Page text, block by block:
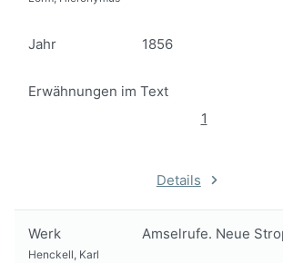
Jahr 1856
Erwähnungen im Text
1
Details
Werk Amselrufe. Neue
Henckell, Karl